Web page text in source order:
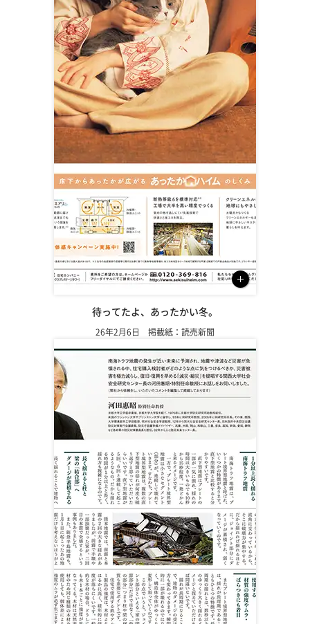
待ってたよ、あったかい冬。
26年2月6日 掲載紙：読売新聞